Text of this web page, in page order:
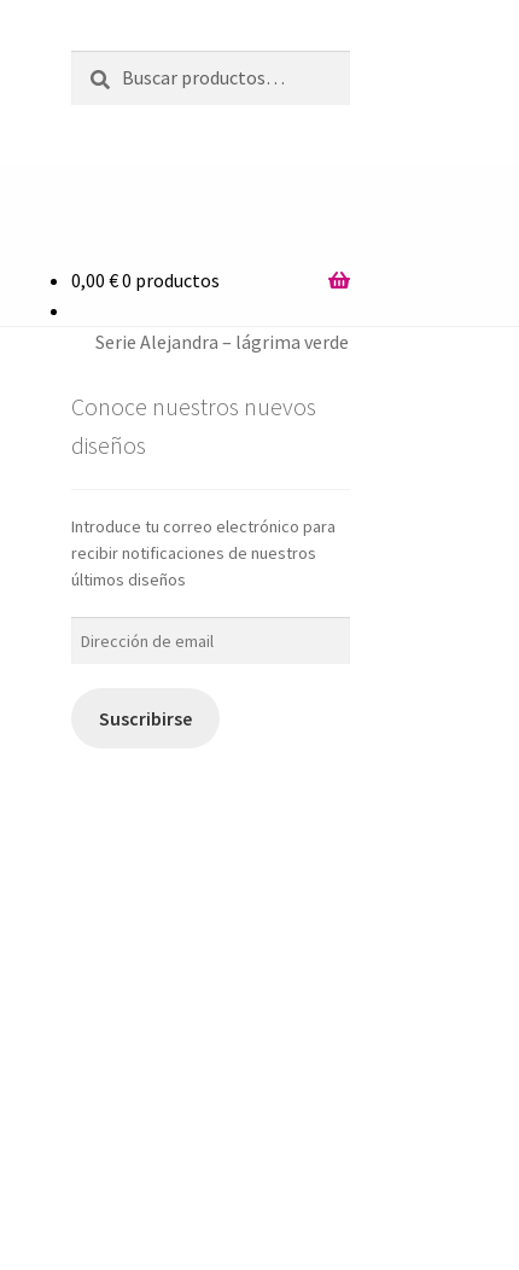
por:
0,00 €0 productos
Serie Alejandra – lágrima verde
Conoce nuestros nuevos
diseños
Introduce tu correo electrónico para
recibir notificaciones de nuestros
últimos diseños
Dirección
Suscribirse